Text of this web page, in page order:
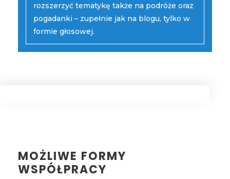
rozszerzyć tematykę także na podróże oraz
pogadanki – zupełnie jak na blogu, tylko w
formie głosowej.
MOŻLIWE FORMY
WSPÓŁPRACY